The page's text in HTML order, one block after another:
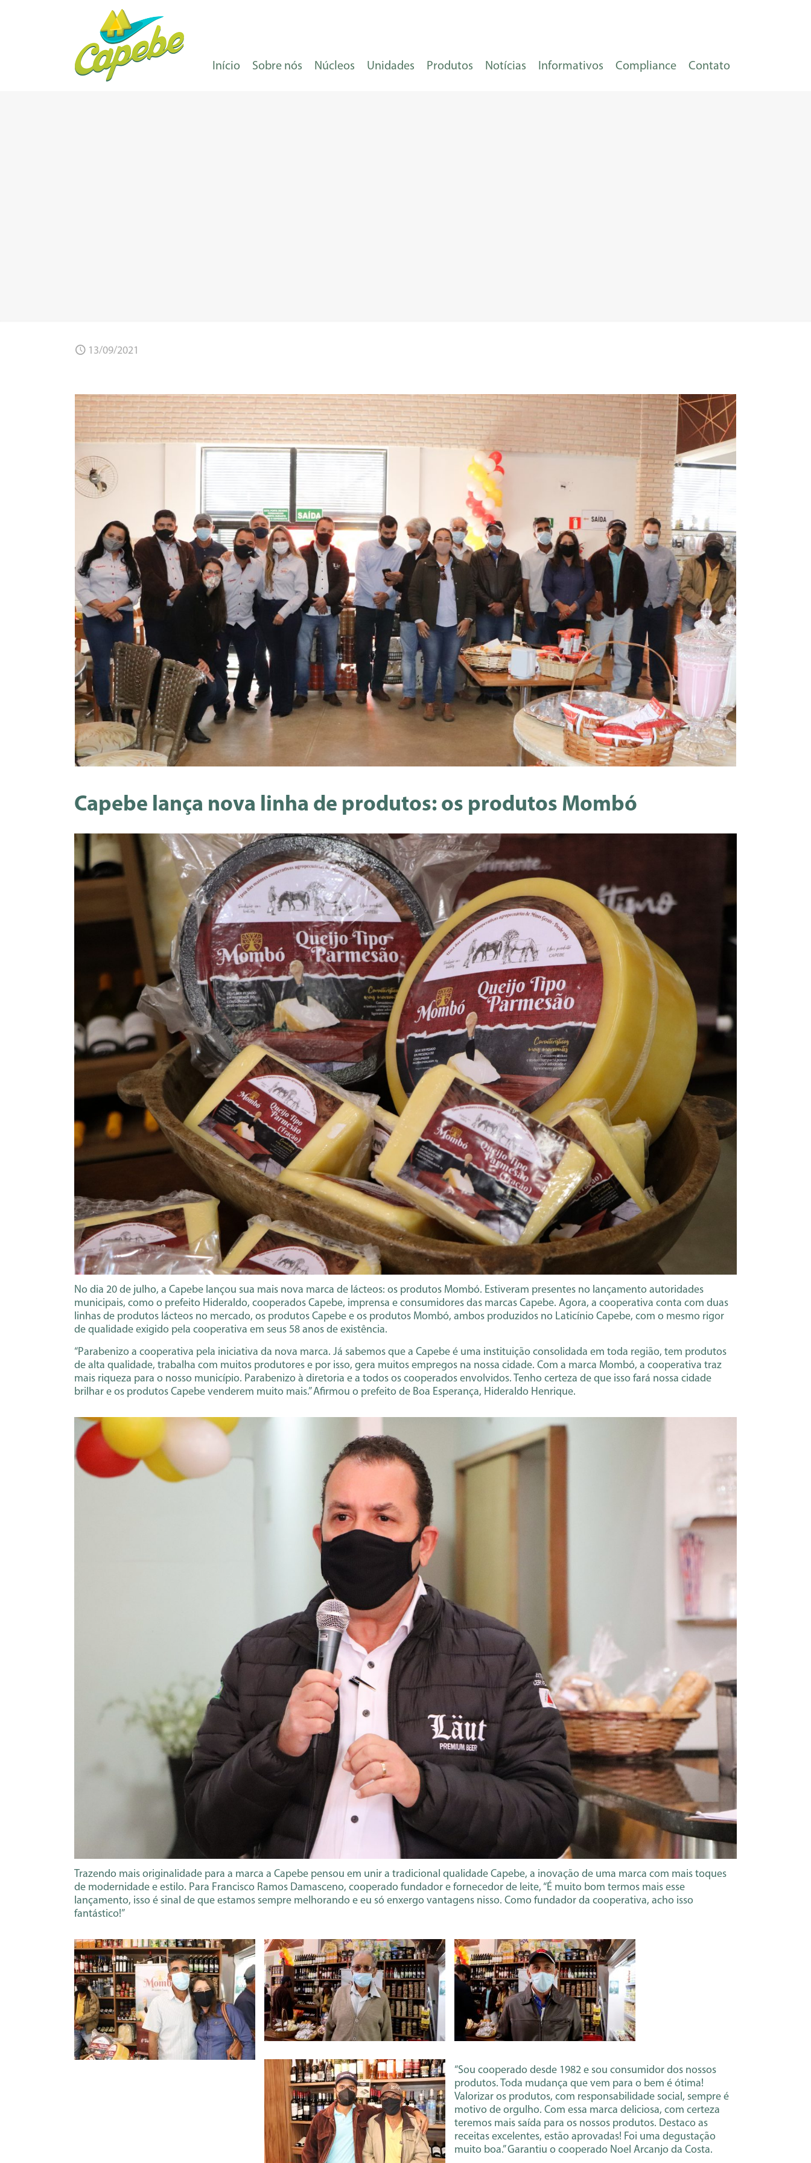
Início Sobre nós Núcleos Unidades Produtos Notícias Informativos Compliance Contato
13/09/2021
Capebe lança nova linha de produtos: os produtos Mombó
No dia 20 de julho, a Capebe lançou sua mais nova marca de lácteos: os produtos Mombó. Estiveram presentes no lançamento autoridades
municipais, como o prefeito Hideraldo, cooperados Capebe, imprensa e consumidores das marcas Capebe. Agora, a cooperativa conta com duas
linhas de produtos lácteos no mercado, os produtos Capebe e os produtos Mombó, ambos produzidos no Laticínio Capebe, com o mesmo rigor
de qualidade exigido pela cooperativa em seus 58 anos de existência.
“Parabenizo a cooperativa pela iniciativa da nova marca. Já sabemos que a Capebe é uma instituição consolidada em toda região, tem produtos
de alta qualidade, trabalha com muitos produtores e por isso, gera muitos empregos na nossa cidade. Com a marca Mombó, a cooperativa traz
mais riqueza para o nosso município. Parabenizo à diretoria e a todos os cooperados envolvidos. Tenho certeza de que isso fará nossa cidade
brilhar e os produtos Capebe venderem muito mais.” Afirmou o prefeito de Boa Esperança, Hideraldo Henrique.
Trazendo mais originalidade para a marca a Capebe pensou em unir a tradicional qualidade Capebe, a inovação de uma marca com mais toques
de modernidade e estilo. Para Francisco Ramos Damasceno, cooperado fundador e fornecedor de leite, “É muito bom termos mais esse
lançamento, isso é sinal de que estamos sempre melhorando e eu só enxergo vantagens nisso. Como fundador da cooperativa, acho isso
fantástico!”
“Sou cooperado desde 1982 e sou consumidor dos nossos
produtos. Toda mudança que vem para o bem é ótima!
Valorizar os produtos, com responsabilidade social, sempre é
motivo de orgulho. Com essa marca deliciosa, com certeza
teremos mais saída para os nossos produtos. Destaco as
receitas excelentes, estão aprovadas! Foi uma degustação
muito boa.” Garantiu o cooperado Noel Arcanjo da Costa.